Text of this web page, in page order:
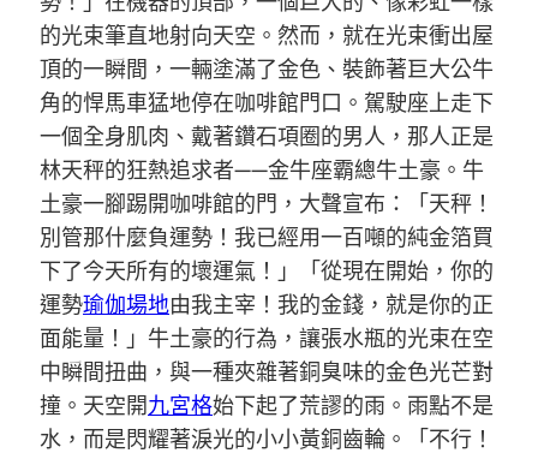
的光束筆直地射向天空。然而，就在光束衝出屋
頂的一瞬間，一輛塗滿了金色、裝飾著巨大公牛
角的悍馬車猛地停在咖啡館門口。駕駛座上走下
一個全身肌肉、戴著鑽石項圈的男人，那人正是
林天秤的狂熱追求者——金牛座霸總牛土豪。牛
土豪一腳踢開咖啡館的門，大聲宣布：「天秤！
別管那什麼負運勢！我已經用一百噸的純金箔買
下了今天所有的壞運氣！」「從現在開始，你的
運勢瑜伽場地由我主宰！我的金錢，就是你的正
面能量！」牛土豪的行為，讓張水瓶的光束在空
中瞬間扭曲，與一種夾雜著銅臭味的金色光芒對
撞。天空開九宮格始下起了荒謬的雨。雨點不是
水，而是閃耀著淚光的小小黃銅齒輪。「不行！